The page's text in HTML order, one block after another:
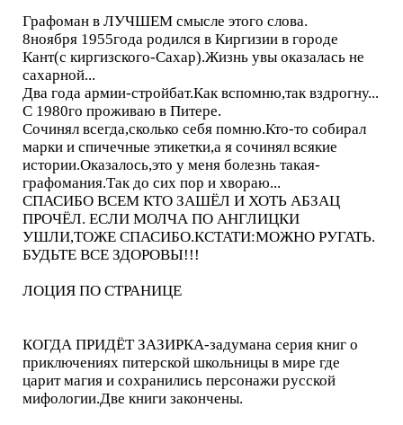
Графоман в ЛУЧШЕМ смысле этого слова.
8ноября 1955года родился в Киргизии в городе
Кант(с киргизского-Сахар).Жизнь увы оказалась не
сахарной...
Два года армии-стройбат.Как вспомню,так вздрогну...
С 1980го проживаю в Питере.
Сочинял всегда,сколько себя помню.Кто-то собирал
марки и спичечные этикетки,а я сочинял всякие
истории.Оказалось,это у меня болезнь такая-
графомания.Так до сих пор и хвораю...
СПАСИБО ВСЕМ КТО ЗАШЁЛ И ХОТЬ АБЗАЦ
ПРОЧЁЛ. ЕСЛИ МОЛЧА ПО АНГЛИЦКИ
УШЛИ,ТОЖЕ СПАСИБО.КСТАТИ:МОЖНО РУГАТЬ.
БУДЬТЕ ВСЕ ЗДОРОВЫ!!!
ЛОЦИЯ ПО СТРАНИЦЕ
КОГДА ПРИДЁТ ЗАЗИРКА-задумана серия книг о
приключениях питерской школьницы в мире где
царит магия и сохранились персонажи русской
мифологии.Две книги закончены.